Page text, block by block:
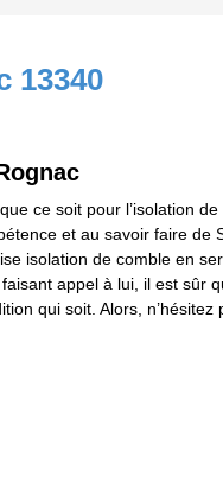
13340
ce soit pour l’isolation
et au savoir faire de
isolation de comble en
appel à lui, il est sûr
qui soit. Alors, n’hésitez